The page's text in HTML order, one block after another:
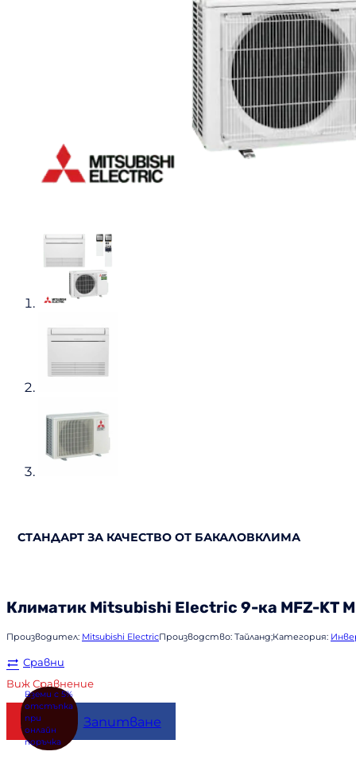
СТАНДАРТ ЗА КАЧЕСТВО ОТ БАКАЛОВКЛИМА
Климатик Mitsubishi Electric 9-ка MFZ-KT
Производител: Mitsubishi ElectricПроизводство: Тайланд;Категория:
Сравни
Виж Сравнение
Купи Запитване